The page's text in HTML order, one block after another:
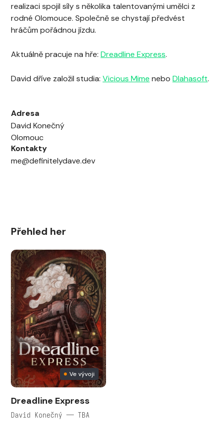
realizaci spojil síly s několika talentovanými umělci z
rodné Olomouce. Společně se chystají předvést
hráčům pořádnou jízdu.
Aktuálně pracuje na hře: Dreadline Express.
David dříve založil studia: Vicious Mime nebo Dlahasoft.
Adresa
David Konečný
Olomouc
Kontakty
me@definitelydave.dev
Přehled her
Ve vývoji
Dreadline Express
David Konečný — TBA